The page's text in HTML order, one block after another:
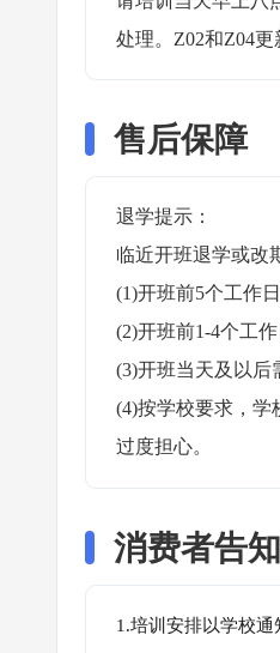
处理。Z02和Z04
售后保障
退学提示：
临近开班退学或改
(1)开班前5个工作
(2)开班前1-4个工
(3)开班当天及以后
(4)按学校要求，学
过度担心。
消费者告
1.培训安排以学校